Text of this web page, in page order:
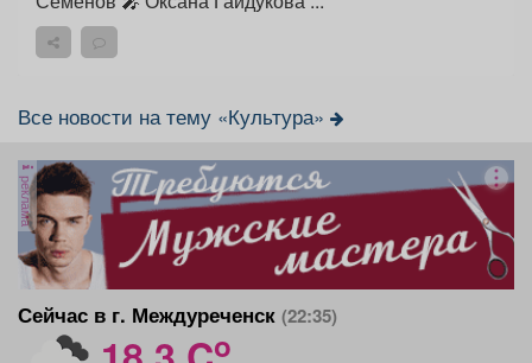
Все новости на тему «Культура»
реклама
Сейчас в г. Междуреченск (22:35)
o